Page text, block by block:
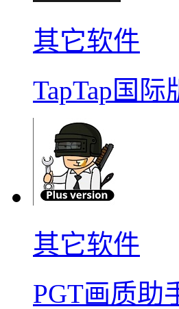
其它软件
TapTap国际
其它软件
PGT画质助